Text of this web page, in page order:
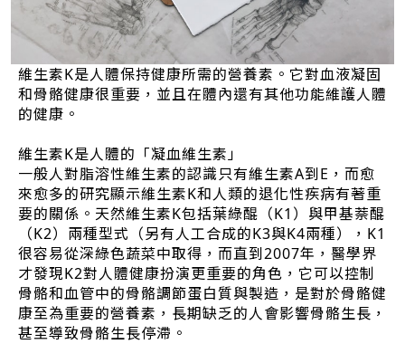
維生素K是人體保持健康所需的營養素。它對血液凝固
和骨骼健康很重要，並且在體內還有其他功能維護人體
的健康。
維生素K是人體的「凝血維生素」
一般人對脂溶性維生素的認識只有維生素A到E，而愈
來愈多的研究顯示維生素K和人類的退化性疾病有著重
要的關係。天然維生素K包括葉綠醌（K1）與甲基萘醌
（K2）兩種型式（另有人工合成的K3與K4兩種），K1
很容易從深綠色蔬菜中取得，而直到2007年，醫學界
才發現K2對人體健康扮演更重要的角色，它可以控制
骨骼和血管中的骨骼調節蛋白質與製造，是對於骨骼健
康至為重要的營養素，長期缺乏的人會影響骨骼生長，
甚至導致骨骼生長停滯。